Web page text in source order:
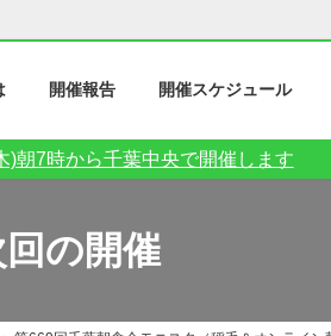
開催報告 開催スケジュール
)朝7時から千葉中央で開催します
の開催